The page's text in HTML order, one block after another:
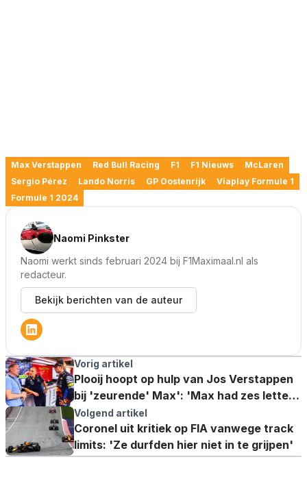
Max Verstappen Red Bull Racing F1 F1 Nieuws
McLaren
Sergio Pérez
Lando Norris GP Oostenrijk
Viaplay Formule 1
Formule 1 2024
Naomi Pinkster
Naomi werkt sinds februari 2024 bij F1Maximaal.nl als
redacteur.
Bekijk berichten van de auteur
Vorig artikel
Plooij hoopt op hulp van Jos Verstappen
bij 'zeurende' Max': 'Max had zes letters
boven zijn wieg hangen'
Volgend artikel
Coronel uit kritiek op FIA vanwege track
limits: 'Ze durfden hier niet in te grijpen'